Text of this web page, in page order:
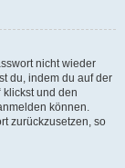
nicht wieder
du, indem du auf der
klickst und den
können.
zurückzusetzen, so